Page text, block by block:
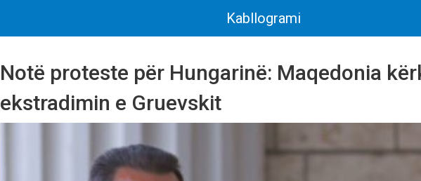
Kabllogrami
Notё proteste pёr Hungarinё: Maqedonia
ekstradimin e Gruevskit